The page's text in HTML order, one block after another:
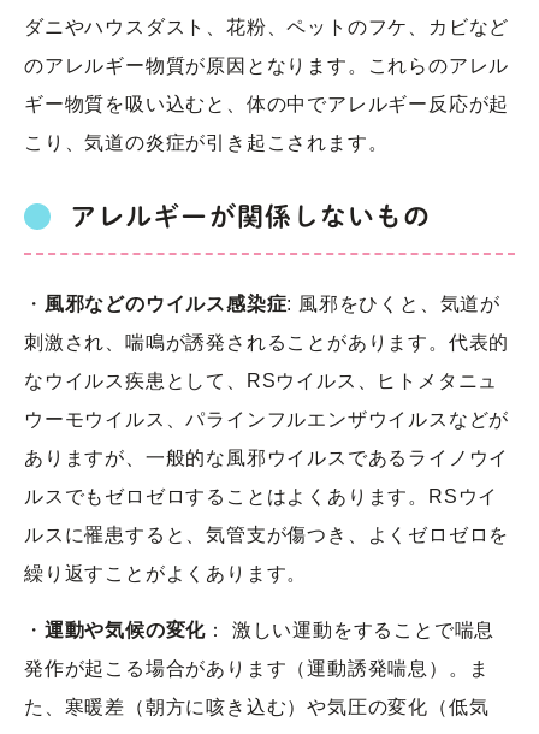
ダニやハウスダスト、花粉、ペットのフケ、カビなど
のアレルギー物質が原因となります。これらのアレル
ギー物質を吸い込むと、体の中でアレルギー反応が起
こり、気道の炎症が引き起こされます。
アレルギーが関係しないもの
・ 風邪などのウイルス感染症: 風邪をひくと、気道が
刺激され、喘鳴が誘発されることがあります。代表的
なウイルス疾患として、RSウイルス、ヒトメタニュ
ウーモウイルス、パラインフルエンザウイルスなどが
ありますが、一般的な風邪ウイルスであるライノウイ
ルスでもゼロゼロすることはよくあります。RSウイ
ルスに罹患すると、気管支が傷つき、よくゼロゼロを
繰り返すことがよくあります。
・ 運動や気候の変化 ： 激しい運動をすることで喘息
発作が起こる場合があります（運動誘発喘息）。ま
た、寒暖差（朝方に咳き込む）や気圧の変化（低気